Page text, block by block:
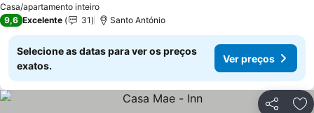
Casa/apartamento inteiro
9,6 Excelente 31 Santo António
Selecione as datas para ver os preços
exatos.
Ver preços
Partilhar